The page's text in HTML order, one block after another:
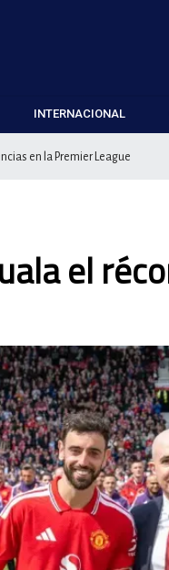
INTERNACIONAL
en la Premier League
el